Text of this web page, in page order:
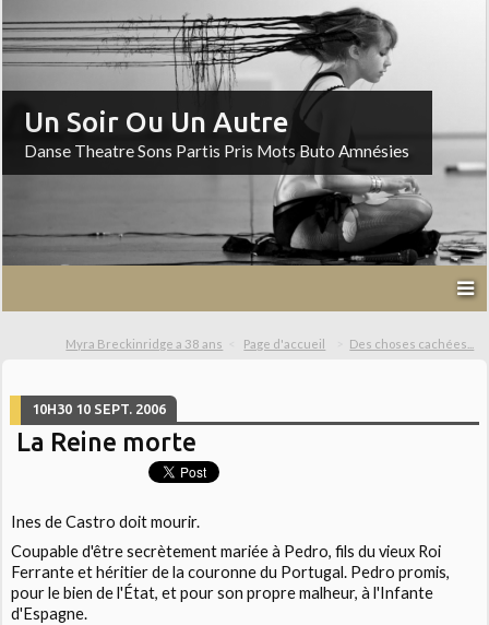
Un Soir Ou Un Autre
Danse Theatre Sons Partis Pris Mots Buto Amnésies
Myra Breckinridge a 38 ans Page d'accueil Des choses cachées...
10H30 10 SEPT. 2006
La Reine morte
Ines de Castro doit mourir.
Coupable d'être secrètement mariée à Pedro, fils du vieux Roi
Ferrante et héritier de la couronne du Portugal. Pedro promis,
pour le bien de l'État, et pour son propre malheur, à l'Infante
d'Espagne.